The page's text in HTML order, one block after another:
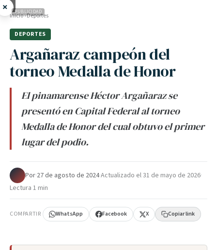
× PUBLICIDAD
Inicio›Deportes
DEPORTES
Argañaraz campeón del
torneo Medalla de Honor
El pinamarense Héctor Argañaraz se
presentó en Capital Federal al torneo
Medalla de Honor del cual obtuvo el primer
lugar del podio.
Por·27 de agosto de 2024·Actualizado el31 de mayo de 2026·
Lectura 1 min
COMPARTIR WhatsApp Facebook X Copiar link